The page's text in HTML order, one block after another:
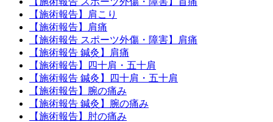
【施術報告】肩こり
【施術報告】肩痛
【施術報告 スポーツ外傷・障害】肩痛
【施術報告 鍼灸】肩痛
【施術報告】四十肩・五十肩
【施術報告 鍼灸】四十肩・五十肩
【施術報告】腕の痛み
【施術報告 鍼灸】腕の痛み
【施術報告】肘の痛み